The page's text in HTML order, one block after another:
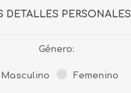
DETALLES PERSONALES
Género:
Masculino Femenino